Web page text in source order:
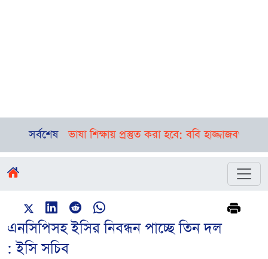
সর্বশেষ
ও ভাষা শিক্ষায় প্রস্তুত করা হবে: ববি হাজ্জাজবগুড়া-সিলেটে
এনসিপিসহ ইসির নিবন্ধন পাচ্ছে তিন দল
: ইসি সচিব